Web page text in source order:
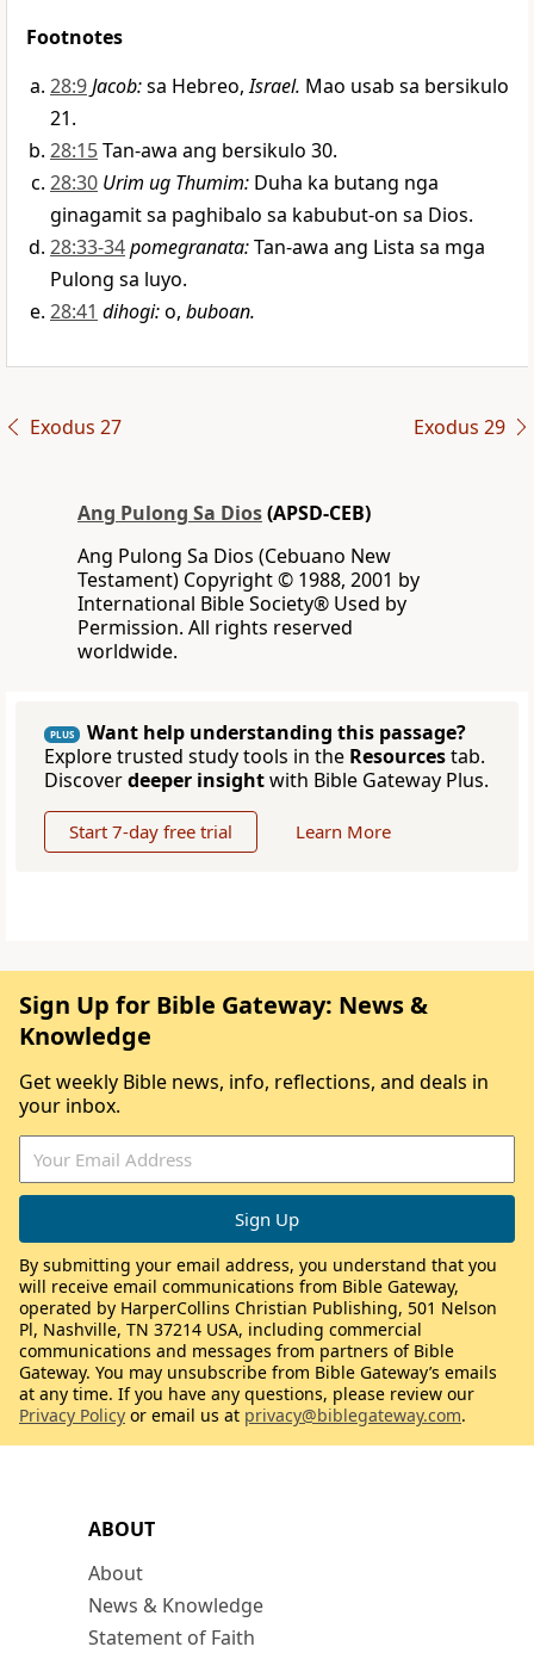
Footnotes
28:9Jacob:sa Hebreo,Israel. Mao usab sa bersikulo
21.
28:15Tan-awa ang bersikulo 30.
28:30 Urim ug Thumim: Duha ka butang nga
ginagamit sa paghibalo sa kabubut-on sa Dios.
28:33-34pomegranata:Tan-awa ang Lista sa mga
Pulong sa luyo.
28:41 dihogi:o, buboan.
Exodus 27 Exodus 29
Ang Pulong Sa Dios(APSD-CEB)
Ang Pulong Sa Dios (Cebuano New
Testament) Copyright © 1988, 2001 by
International Bible Society® Used by
Permission. All rights reserved
worldwide.
PLUS
Want help understanding this passage?
Explore trusted study tools in the Resourcestab.
Discoverdeeper insightwith Bible Gateway Plus.
Start 7-day free trial Learn More
ABOUT
About
News & Knowledge
Statement of Faith
Sign Up for Bible Gateway: News &
Knowledge
Get weekly Bible news, info, reflections, and deals in
your inbox.
By submitting your email address, you understand that you
will receive email communications from Bible Gateway,
operated by HarperCollins Christian Publishing, 501 Nelson
Pl, Nashville, TN 37214 USA, including commercial
communications and messages from partners of Bible
Gateway. You may unsubscribe from Bible Gateway’s emails
at any time. If you have any questions, please review our
Privacy Policy or email us at privacy@biblegateway.com.